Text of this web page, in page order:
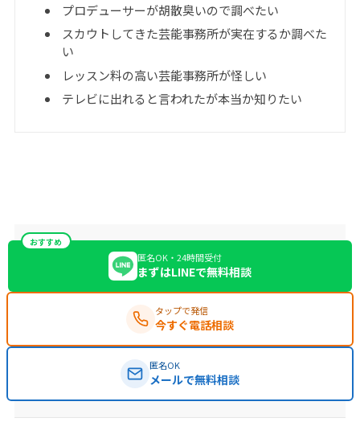
プロデューサーが胡散臭いので調べたい
スカウトしてきた芸能事務所が実在するか調べた
い
レッスン料の高い芸能事務所が怪しい
テレビに出れると言われたが本当か知りたい
おすすめ
匿名OK・24時間受付
まずはLINEで無料相談
タップで発信
今すぐ電話相談
匿名OK
メールで無料相談